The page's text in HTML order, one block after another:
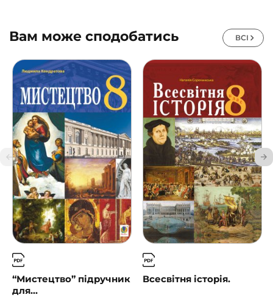
Вам може сподобатись ВСІ
“Мистецтво” підручник
для...
Всесвітня історія.